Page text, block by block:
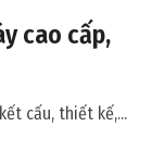
cao cấp,
cấu, thiết kế,...